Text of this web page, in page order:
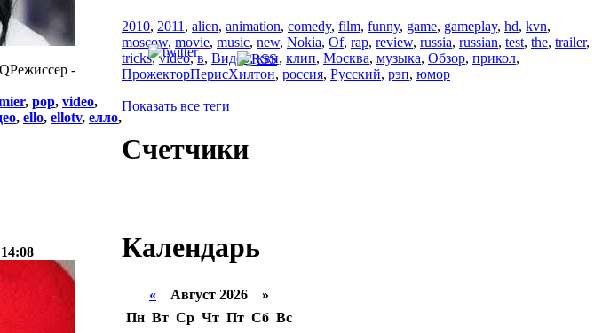
-
, pop, video,
, ello, ellotv, елло,
2010, 2011 , alien, animation, comedy, film, funny, game, gameplay, hd, kvn,
moscow, movie, music, new, Nokia, Of, rap, review, russia, russian, test, the, trailer,
tricks,video,в, Видео,квн, клип, Москва, музыка, Обзор, прикол,
ПрожекторПерисХилтон, россия, Русский, рэп, юмор
Показать все теги
Счетчики
Календарь
« Август 2026 »
Пн Вт Ср Чт Пт Сб Вс